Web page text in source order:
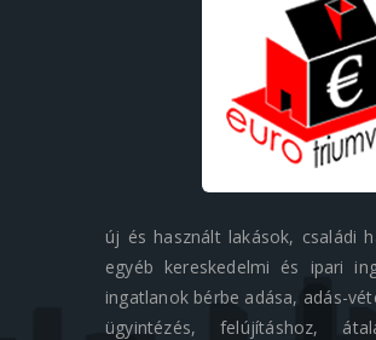
új és használt lakások, családi
egyéb kereskedelmi és ipari
ingatlanok bérbe adása, adás-
ügyintézés, felújításhoz,